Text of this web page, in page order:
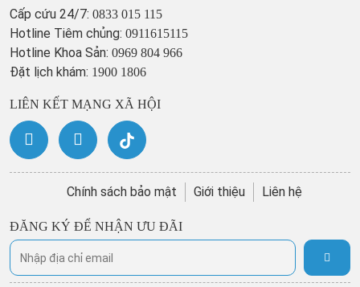
Cấp cứu 24/7: 0833 015 115
Hotline Tiêm chủng: 0911615115
Hotline Khoa Sản: 0969 804 966
Đặt lịch khám: 1900 1806
LIÊN KẾT MẠNG XÃ HỘI
Chính sách bảo mật Giới thiệu Liên hệ
ĐĂNG KÝ ĐỂ NHẬN ƯU ĐÃI